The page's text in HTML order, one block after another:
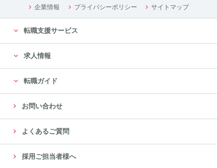
企業情報 プライバシーポリシー サイトマップ
転職支援サービス
求人情報
転職ガイド
お問い合わせ
よくあるご質問
採用ご担当者様へ